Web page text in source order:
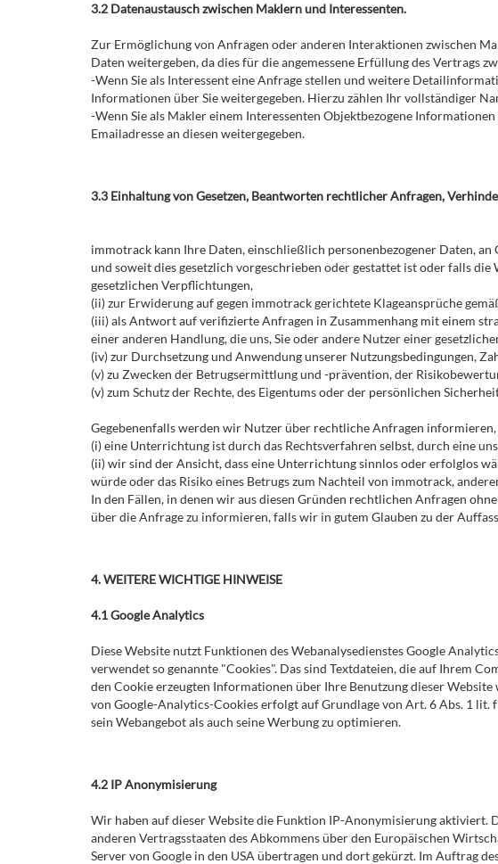
3.2 Datenaustausch zwischen Maklern und Interessenten.
Zur Ermöglichung von Anfragen oder anderen Interaktionen zwischen
Daten weitergeben, da dies für die angemessene Erfüllung des Vertrags
-Wenn Sie als Interessent eine Anfrage stellen und weitere
Informationen über Sie weitergegeben. Hierzu zählen Ihr vollständiger
-Wenn Sie als Makler einem Interessenten Objektbezogene
Emailadresse an diesen weitergegeben.
3.3 Einhaltung von Gesetzen, Beantworten rechtlicher Anfragen,
immotrack kann Ihre Daten, einschließlich personenbezogener Daten,
und soweit dies gesetzlich vorgeschrieben oder gestattet ist oder falls
gesetzlichen Verpflichtungen,
(ii) zur Erwiderung auf gegen immotrack gerichtete Klageansprüche
(iii) als Antwort auf verifizierte Anfragen in Zusammenhang mit einem
einer anderen Handlung, die uns, Sie oder andere Nutzer einer
(iv) zur Durchsetzung und Anwendung unserer Nutzungsbedingungen,
(v) zu Zwecken der Betrugsermittlung und -prävention, der
(v) zum Schutz der Rechte, des Eigentums oder der persönlichen
Gegebenenfalls werden wir Nutzer über rechtliche Anfragen informieren,
(i) eine Unterrichtung ist durch das Rechtsverfahren selbst, durch eine
(ii) wir sind der Ansicht, dass eine Unterrichtung sinnlos oder erfolglos
würde oder das Risiko eines Betrugs zum Nachteil von immotrack,
In den Fällen, in denen wir aus diesen Gründen rechtlichen Anfragen
über die Anfrage zu informieren, falls wir in gutem Glauben zu der
4. WEITERE WICHTIGE HINWEISE
4.1 Google Analytics
Diese Website nutzt Funktionen des Webanalysedienstes Google
verwendet so genannte "Cookies". Das sind Textdateien, die auf Ihrem
den Cookie erzeugten Informationen über Ihre Benutzung dieser
von Google-Analytics-Cookies erfolgt auf Grundlage von Art. 6 Abs. 1
sein Webangebot als auch seine Werbung zu optimieren.
4.2 IP Anonymisierung
Wir haben auf dieser Website die Funktion IP-Anonymisierung
anderen Vertragsstaaten des Abkommens über den Europäischen
Server von Google in den USA übertragen und dort gekürzt. Im Auftrag